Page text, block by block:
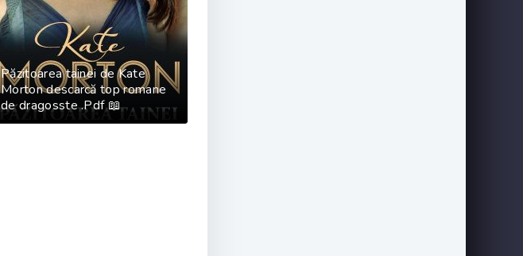
Păzitoarea tainei de Kate
Morton descarcă top romane
de dragosste .Pdf 📖